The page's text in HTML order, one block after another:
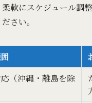
軟にスケジュール調
さい。
（沖縄・離島を除